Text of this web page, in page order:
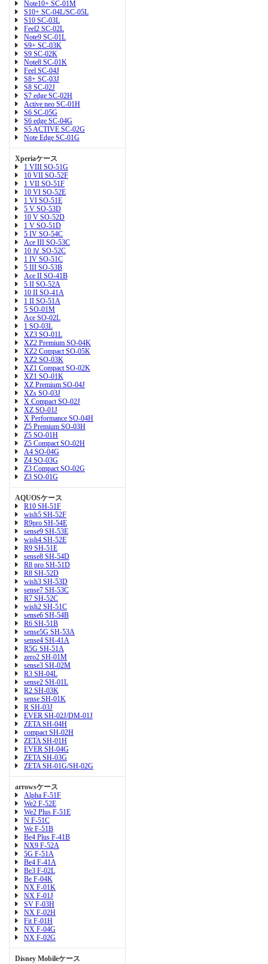
Note10+ SC-01M
S10+ SC-04L/SC-05L
S10 SC-03L
Feel2 SC-02L
Note9 SC-01L
S9+ SC-03K
S9 SC-02K
Note8 SC-01K
Feel SC-04J
S8+ SC-03J
S8 SC-02J
S7 edge SC-02H
Active neo SC-01H
S6 SC-05G
S6 edge SC-04G
S5 ACTIVE SC-02G
Note Edge SC-01G
Xperiaケース
1 VIII SO-51G
10 VII SO-52F
1 VII SO-51F
10 VI SO-52E
1 VI SO-51E
5 V SO-53D
10 V SO-52D
1 V SO-51D
5 IV SO-54C
Ace III SO-53C
10 Ⅳ SO-52C
1 IV SO-51C
5 III SO-53B
Ace II SO-41B
5 II SO-52A
10 II SO-41A
1 II SO-51A
5 SO-01M
Ace SO-02L
1 SO-03L
XZ3 SO-01L
XZ2 Premium SO-04K
XZ2 Compact SO-05K
XZ2 SO-03K
XZ1 Compact SO-02K
XZ1 SO-01K
XZ Premium SO-04J
XZs SO-03J
X Compact SO-02J
XZ SO-01J
X Performance SO-04H
Z5 Premium SO-03H
Z5 SO-01H
Z5 Compact SO-02H
A4 SO-04G
Z4 SO-03G
Z3 Compact SO-02G
Z3 SO-01G
AQUOSケース
R10 SH-51F
wish5 SH-52F
R9pro SH-54E
sense9 SH-53E
wish4 SH-52E
R9 SH-51E
sense8 SH-54D
R8 pro SH-51D
R8 SH-52D
wish3 SH-53D
sense7 SH-53C
R7 SH-52C
wish2 SH-51C
sense6 SH-54B
R6 SH-51B
sense5G SH-53A
sense4 SH-41A
R5G SH-51A
zero2 SH-01M
sense3 SH-02M
R3 SH-04L
sense2 SH-01L
R2 SH-03K
sense SH-01K
R SH-03J
EVER SH-02J/DM-01J
ZETA SH-04H
compact SH-02H
ZETA SH-01H
EVER SH-04G
ZETA SH-03G
ZETA SH-01G/SH-02G
arrowsケース
Alpha F-51F
We2 F-52E
We2 Plus F-51E
N F-51C
We F-51B
Be4 Plus F-41B
NX9 F-52A
5G F-51A
Be4 F-41A
Be3 F-02L
Be F-04K
NX F-01K
NX F-01J
SV F-03H
NX F-02H
Fit F-01H
NX F-04G
NX F-02G
Disney Mobileケース